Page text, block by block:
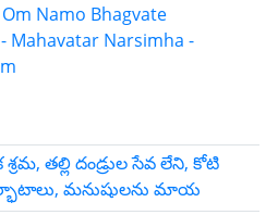
Namo Bhagvate
Mahavatar Narsimha -
Film
తల్లి దండ్రుల సేవ లేని, కోటి
మనుషులను మాయ